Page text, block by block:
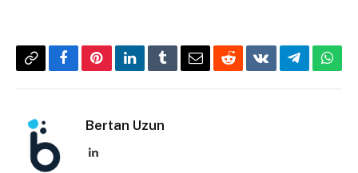
CopyFacebookPinterestLinkedInTumblrEmailRedditVKontakte
Telegram
Bertan Uzun
LinkedIn